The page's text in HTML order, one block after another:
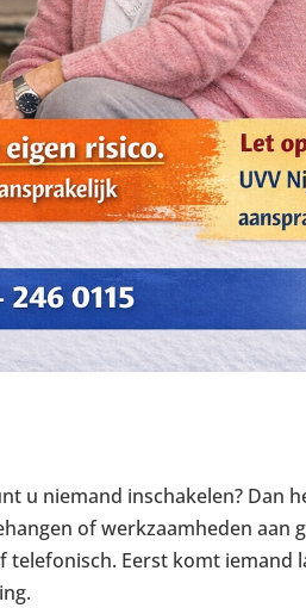
u niemand inschakelen? Dan
of werkzaamheden aan
Eerst komt iemand